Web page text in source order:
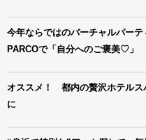
今年ならではのバーチャルパー
PARCOで「自分へのご褒美♡」
オススメ！ 都内の贅沢ホテルス
に